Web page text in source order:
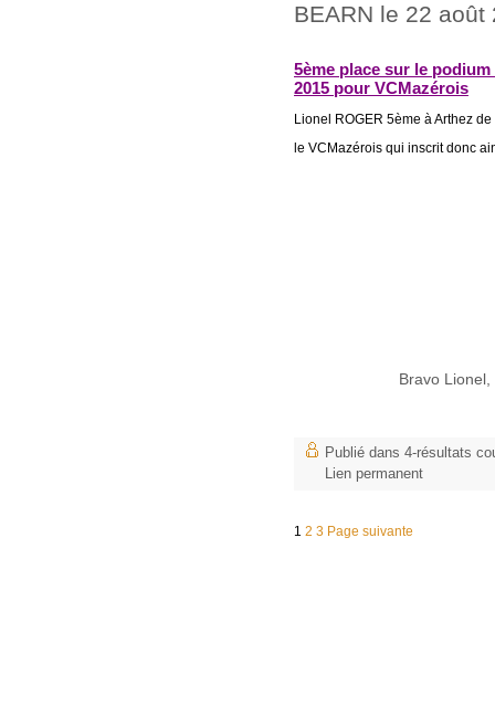
BEARN le 22 août
5ème place sur le
2015 pour VCMazérois
Lionel ROGER 5ème à Arthez
le VCMazérois qui inscrit donc
Bravo
Publié dans 4-résultats
Lien permanent
1 2 3 Page suivante